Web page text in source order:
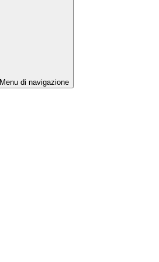
Menu di navigazione